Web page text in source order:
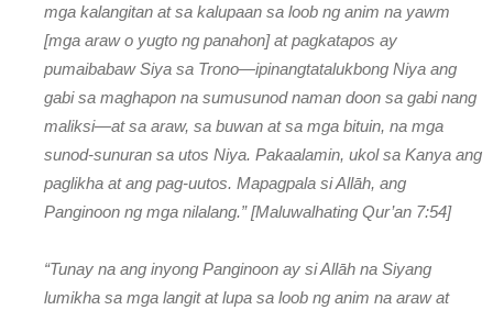
mga kalangitan at sa kalupaan sa loob ng anim na yawm
[mga araw o yugto ng panahon] at pagkatapos ay
pumaibabaw Siya sa Trono—ipinangtatalukbong Niya ang
gabi sa maghapon na sumusunod naman doon sa gabi nang
maliksi—at sa araw, sa buwan at sa mga bituin, na mga
sunod-sunuran sa utos Niya. Pakaalamin, ukol sa Kanya ang
paglikha at ang pag-uutos. Mapagpala si Allāh, ang
Panginoon ng mga nilalang.” [Maluwalhating Qur’an 7:54]
“Tunay na ang inyong Panginoon ay si Allāh na Siyang
lumikha sa mga langit at lupa sa loob ng anim na araw at